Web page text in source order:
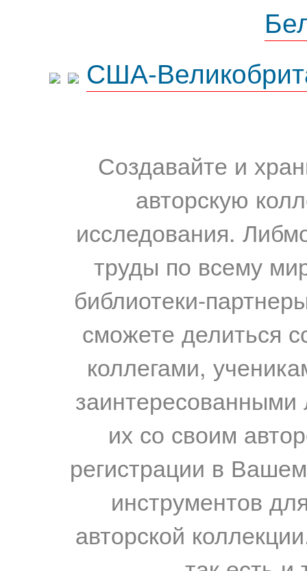
США-
Создавайте и
авторскую
исследования.
труды по всему
библиотеки-
сможете делиться
коллегами,
их со своим
регистрации в
инструментов
авторской